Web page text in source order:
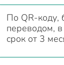
По QR-коду,
переводом,
срок от 3